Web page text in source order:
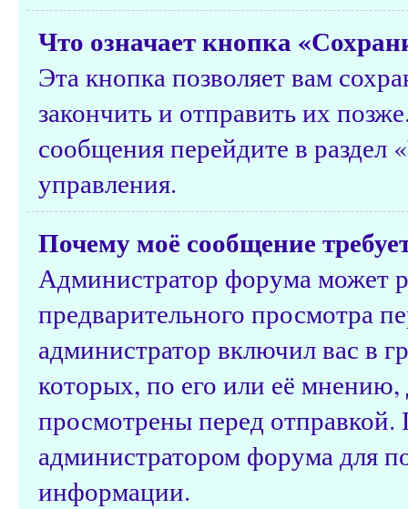
Что означает кнопка
Эта кнопка позволяет вам
закончить и отправить их
сообщения перейдите в
управления.
Почему моё сообщение
Администратор форума может
предварительного просмотра
администратор включил вас в
которых, по его или её
просмотрены перед отправкой.
администратором форума для
информации.